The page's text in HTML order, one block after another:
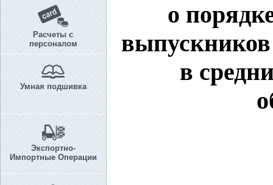
Расчеты с
персоналом
Умная подшивка
Экспортно-
Импортные Операции
о
в